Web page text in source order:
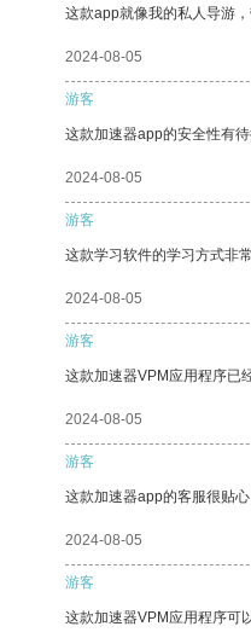
这款app就像我的私人导游
2024-08-05
游客
这款加速器app的安全性有
2024-08-05
游客
这款学习软件的学习方式非
2024-08-05
游客
这款加速器VPM应用程序已
2024-08-05
游客
这款加速器app的客服很贴
2024-08-05
游客
这款加速器VPM应用程序可